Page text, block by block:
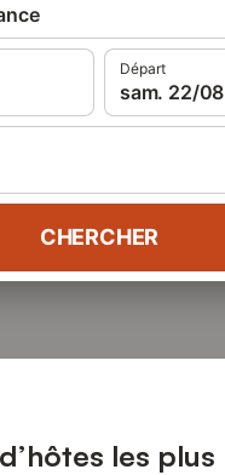
Départ
sam. 22/08
CHERCHER
les plus